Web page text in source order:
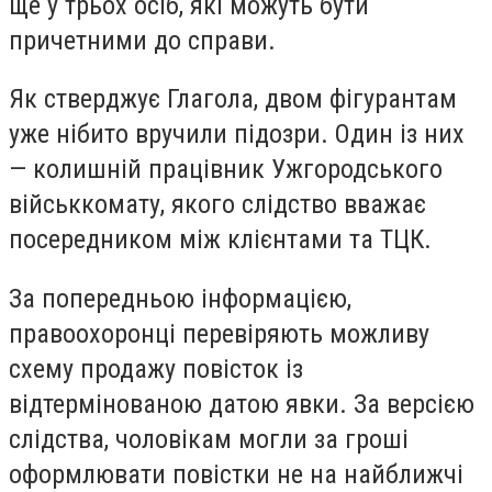
причетними до справи.
Як стверджує Глагола, двом фігурантам
уже нібито вручили підозри. Один із них
— колишній працівник Ужгородського
військкомату, якого слідство вважає
посередником між клієнтами та ТЦК.
За попередньою інформацією,
правоохоронці перевіряють можливу
схему продажу повісток із
відтермінованою датою явки. За версією
слідства, чоловікам могли за гроші
оформлювати повістки не на найближчі